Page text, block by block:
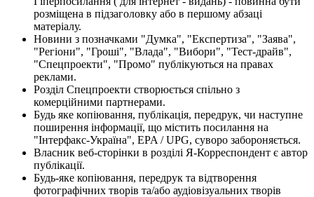
розміщена в підзаголовку або в першому абзаці
матеріалу.
Новини з позначками "Думка", "Експертиза", "Заява",
"Регіони", "Гроші", "Влада", "Вибори", "Тест-драйв",
"Спецпроекти", "Промо" публікуються на правах
реклами.
Розділ Спецпроекти створюється спільно з
комерційними партнерами.
Будь яке копіювання, публікація, передрук, чи наступне
поширення інформації, що містить посилання на
"Інтерфакс-Україна", EPA / UPG, суворо забороняється.
Власник веб-сторінки в розділі Я-Корреспондент є автор
публікації.
Будь-яке копіювання, передрук та відтворення
фотографічних творів та/або аудіовізуальних творів